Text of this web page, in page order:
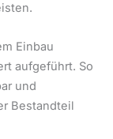
Einbau
aufgeführt. So
und
Bestandteil